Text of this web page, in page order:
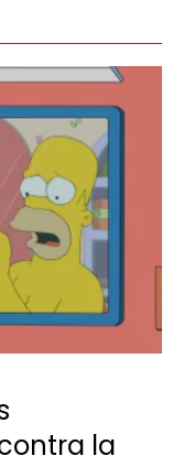
la